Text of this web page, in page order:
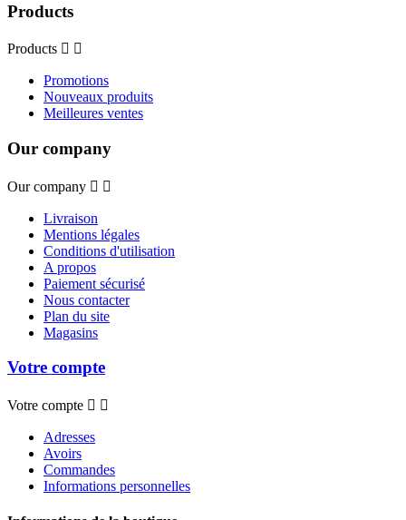
Products
Products  
Promotions
Nouveaux produits
Meilleures ventes
Our company
Our company  
Livraison
Mentions légales
Conditions d'utilisation
A propos
Paiement sécurisé
Nous contacter
Plan du site
Magasins
Votre compte
Votre compte  
Adresses
Avoirs
Commandes
Informations personnelles